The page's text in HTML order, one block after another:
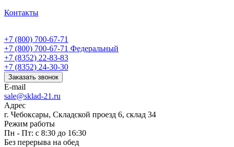
Контакты
+7 (800) 700-67-71
+7 (800) 700-67-71 Федеральный
+7 (8352) 22-83-83
+7 (8352) 24-30-30
Заказать звонок
E-mail
sale@sklad-21.ru
Адрес
г. Чебоксары, Складской проезд 6, склад 34
Режим работы
Пн - Пт: с 8:30 до 16:30
Без перерыва на обед